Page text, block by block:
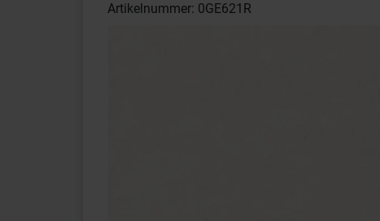
Artikelnummer: 0GE621R